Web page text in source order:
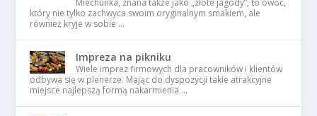
Miechunka, znana także jako „złote jagody”, to owoc,
który nie tylko zachwyca swoim oryginalnym smakiem, ale
również kryje w sobie …
Impreza na pikniku
Wiele imprez firmowych dla pracowników i klientów
odbywa się w plenerze. Mając do dyspozycji takie atrakcyjne
miejsce najlepszą formą nakarmienia …